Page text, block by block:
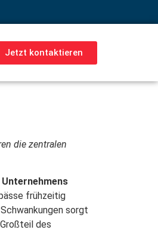
Jetzt kontaktieren
die zentralen
frühzeitig
sorgt
des